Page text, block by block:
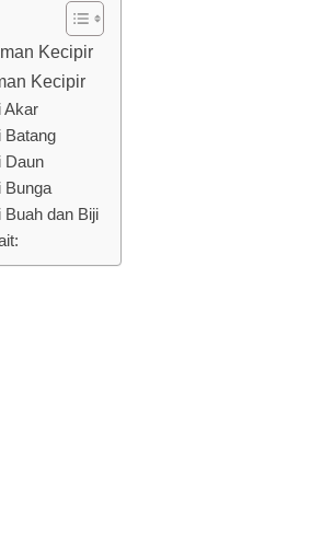
Kecipir
Kecipir
Akar
Batang
Daun
Bunga
Buah dan Biji